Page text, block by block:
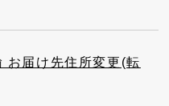
お届け先住所変更(転